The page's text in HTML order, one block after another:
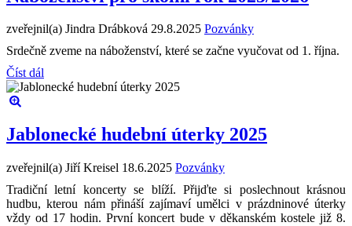
zveřejnil(a) Jindra Drábková 29.8.2025 Pozvánky
Srdečně zveme na náboženství, které se začne vyučovat od 1. října.
Číst dál
Jablonecké hudební úterky 2025
zveřejnil(a) Jiří Kreisel 18.6.2025 Pozvánky
Tradiční letní koncerty se blíží. Přijďte si poslechnout krásnou
hudbu, kterou nám přináší zajímaví umělci v prázdninové úterky
vždy od 17 hodin. První koncert bude v děkanském kostele již 8.